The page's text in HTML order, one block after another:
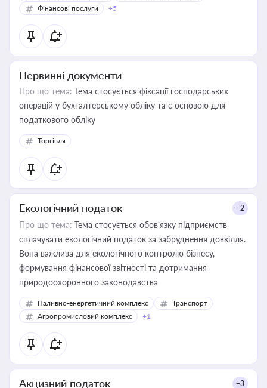
Фінансові послуги
+5
Первинні документи
Про що тема: Тема стосується фіксації господарських
операцій у бухгалтерському обліку та є основою для
податкового обліку
Торгівля
Екологічний податок +2
Про що тема: Тема стосується обов’язку підприємств
сплачувати екологічний податок за забруднення довкілля.
Вона важлива для екологічного контролю бізнесу,
формування фінансової звітності та дотримання
природоохоронного законодавства
Паливно-енергетичний комплекс
Транспорт
Агропромисловий комплекс
+1
Акцизний податок +3